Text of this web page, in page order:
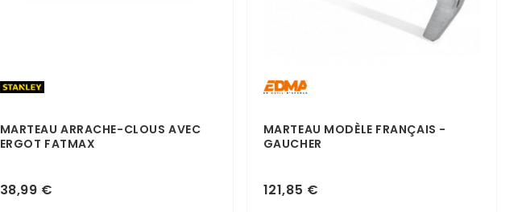
MARTEAU ARRACHE-CLOUS AVEC
ERGOT FATMAX
38,99 €
MARTEAU MODÈLE FRANÇAIS -
GAUCHER
121,85 €